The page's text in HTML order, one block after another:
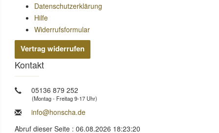
Datenschutzerklärung
Hilfe
Widerrufsformular
Vertrag widerrufen
Kontakt
05136 879 252
(Montag - Freitag 9-17 Uhr)
info@honscha.de
Abruf dieser Seite : 06.08.2026 18:23:20